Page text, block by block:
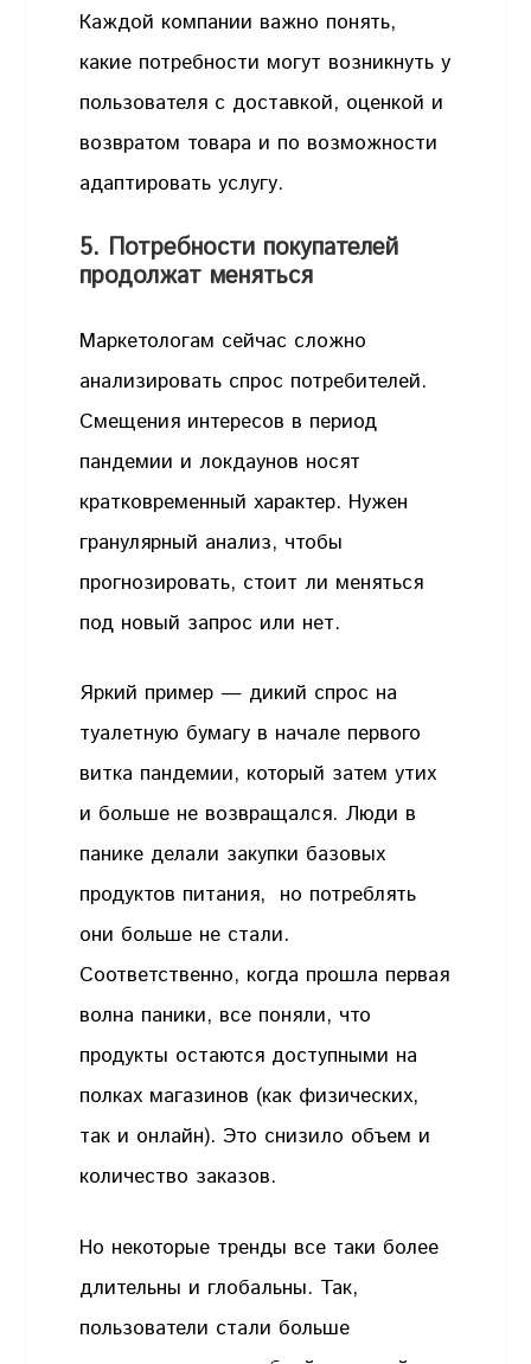
Каждой компании важно понять,
какие потребности могут возникнуть у
пользователя с доставкой, оценкой и
возвратом товара и по возможности
адаптировать услугу.
5. Потребности покупателей
продолжат меняться
Маркетологам сейчас сложно
анализировать спрос потребителей.
Смещения интересов в период
пандемии и локдаунов носят
кратковременный характер. Нужен
гранулярный анализ, чтобы
прогнозировать, стоит ли меняться
под новый запрос или нет.
Яркий пример — дикий спрос на
туалетную бумагу в начале первого
витка пандемии, который затем утих
и больше не возвращался. Люди в
панике делали закупки базовых
продуктов питания, но потреблять
они больше не стали.
Соответственно, когда прошла первая
волна паники, все поняли, что
продукты остаются доступными на
полках магазинов (как физических,
так и онлайн). Это снизило объем и
количество заказов.
Но некоторые тренды все таки более
длительны и глобальны. Так,
пользователи стали больше